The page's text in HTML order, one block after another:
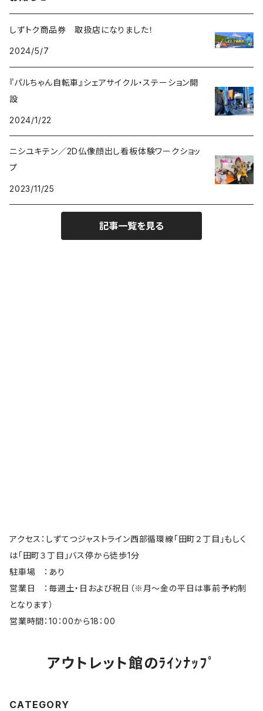
しずトク商品券 取扱店になりました！
2024/5/7
『パルちゃん自転車』シェアサイクル・ステーション開
設
2024/1/22
ニシユキテン／2D仏像顔出し看板体験ワークショッ
プ
2023/11/25
記事一覧を見る
アクセス：しずてつジャストライン西部循環線「田町２丁目」もしく
は「田町３丁目」バス停から徒歩1分
駐車場 ：あり
営業日 ：毎週土・日および祝日（※月〜金の平日は事前予約制
となります）
営業時間：10：00から18：00
アウトレット館のﾗｲﾝﾅｯﾌﾟ
CATEGORY